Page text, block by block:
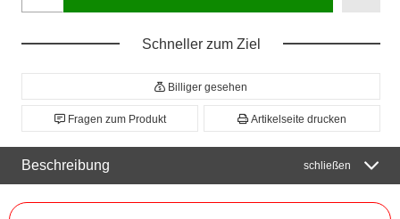
Schneller zum Ziel
Billiger gesehen
Fragen zum Produkt Artikelseite drucken
Beschreibung schließen